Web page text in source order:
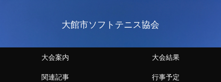
大館市ソフトテニス協会
大会案内 大会結果
関連記事 行事予定